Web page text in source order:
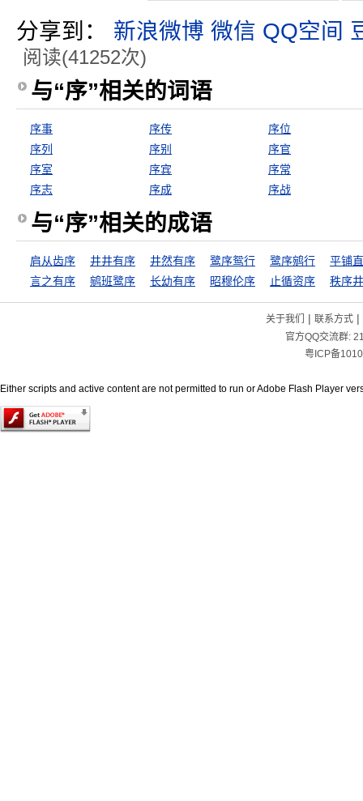
分享到： 新浪微博 微信 QQ空间
阅读(41252次)
与“序”相关的词语
序事 序传
序位
序列
序别
序官
序室
序宾
序常
序志
序成 序战
与“序”相关的成语
肩从齿序 井井有序 井然有序 鹭序鸳行 鹭序鹓行
平铺
言之有序
鹓班鹭序 长幼有序 昭穆伦序 止循资序 秩序
关于我们 | 联系方式|
官方QQ交流群:
粤ICP备
Either scripts and active content are not permitted to run or Adobe Flash Player